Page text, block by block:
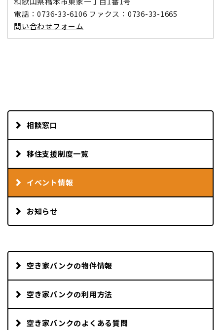
電話：0736-33-6106 ファクス：0736-33-1665
問い合わせフォーム
相談窓口
移住支援制度一覧
イベント情報
お知らせ
空き家バンクの物件情報
空き家バンクの利用方法
空き家バンクのよくある質問